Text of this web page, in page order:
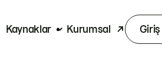
Kaynaklar Kurumsal